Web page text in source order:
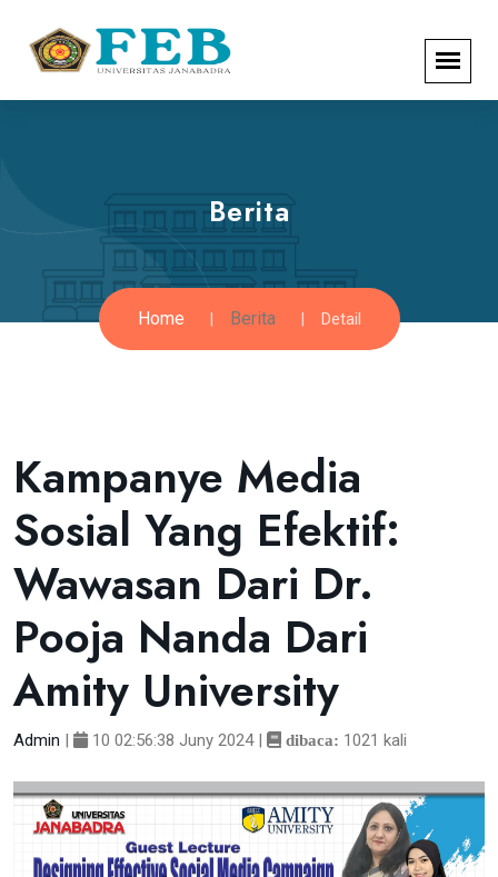
Berita
Home Berita Detail
Kampanye Media
Sosial Yang Efektif:
Wawasan Dari Dr.
Pooja Nanda Dari
Amity University
Admin | 10 02:56:38 Juny 2024| dibaca: 1021 kali